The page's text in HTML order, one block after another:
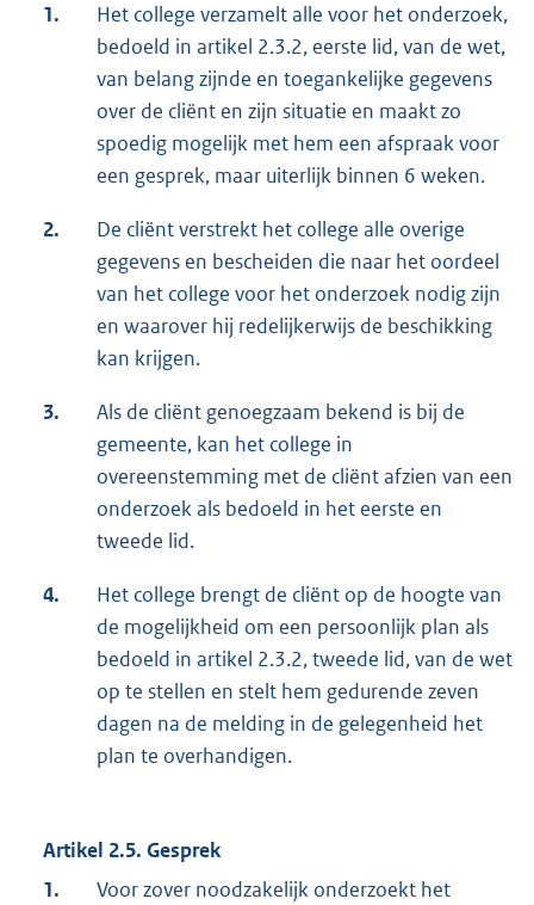
1.
Het college verzamelt alle voor het onderzoek,
bedoeld in artikel 2.3.2, eerste lid, van de wet,
van belang zijnde en toegankelijke gegevens
over de cliënt en zijn situatie en maakt zo
spoedig mogelijk met hem een afspraak voor
een gesprek, maar uiterlijk binnen 6 weken.
2.
De cliënt verstrekt het college alle overige
gegevens en bescheiden die naar het oordeel
van het college voor het onderzoek nodig zijn
en waarover hij redelijkerwijs de beschikking
kan krijgen.
3.
Als de cliënt genoegzaam bekend is bij de
gemeente, kan het college in
overeenstemming met de cliënt afzien van een
onderzoek als bedoeld in het eerste en
tweede lid.
4.
Het college brengt de cliënt op de hoogte van
de mogelijkheid om een persoonlijk plan als
bedoeld in artikel 2.3.2, tweede lid, van de wet
op te stellen en stelt hem gedurende zeven
dagen na de melding in de gelegenheid het
plan te overhandigen.
Artikel 2.5. Gesprek
1.
Voor zover noodzakelijk onderzoekt het